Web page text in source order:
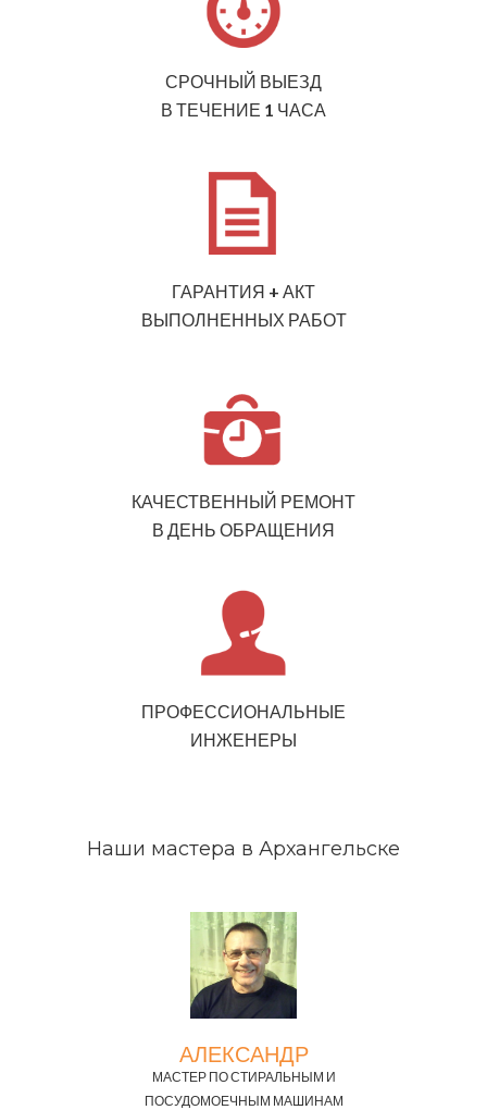
СРОЧНЫЙ ВЫЕЗД
В ТЕЧЕНИЕ 1 ЧАСА
ГАРАНТИЯ + АКТ
ВЫПОЛНЕННЫХ РАБОТ
КАЧЕСТВЕННЫЙ РЕМОНТ
В ДЕНЬ ОБРАЩЕНИЯ
ПРОФЕССИОНАЛЬНЫЕ
ИНЖЕНЕРЫ
Наши мастера в Архангельске
АЛЕКСАНДР
МАСТЕР ПО СТИРАЛЬНЫМ И
ПОСУДОМОЕЧНЫМ МАШИНАМ